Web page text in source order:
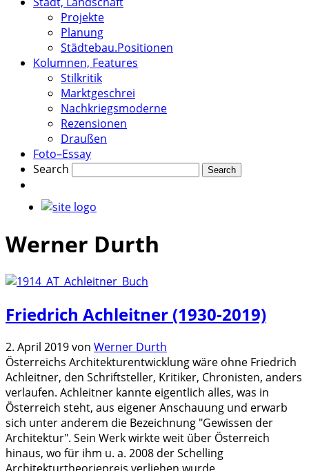
Projekte
Planung
Städtebau.Positionen
Kolumnen, Features
Stilkritik
Marktgeschrei
Nachkriegsmoderne
Rezensionen
Draußen
Foto–Essay
Search
Werner Durth
Friedrich Achleitner (1930-2019)
2. April 2019von Werner Durth
Österreichs Architekturentwicklung wäre ohne Friedrich
Achleitner, den Schriftsteller, Kritiker, Chronisten, anders
verlaufen. Achleitner kannte eigentlich alles, was in
Österreich steht, aus eigener Anschauung und erwarb
sich unter anderem die Bezeichnung "Gewissen der
Architektur". Sein Werk wirkte weit über Österreich
hinaus, wo für ihm u. a. 2008 der Schelling